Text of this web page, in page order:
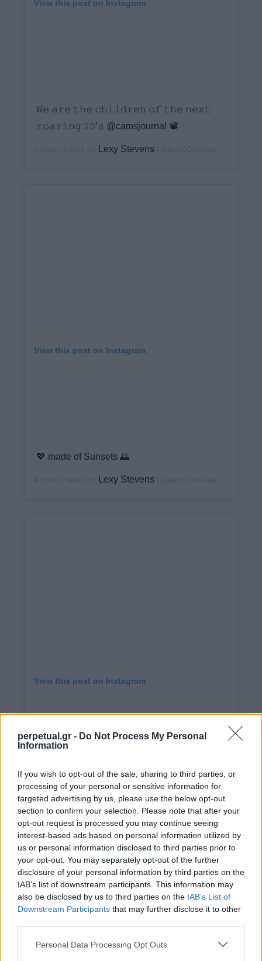
perpetual.gr - Do Not Process My Personal
Information
If you wish to opt-out of the sale, sharing to third parties, or
processing of your personal or sensitive information for
targeted advertising by us, please use the below opt-out
section to confirm your selection. Please note that after your
opt-out request is processed you may continue seeing
interest-based ads based on personal information utilized by
us or personal information disclosed to third parties prior to
your opt-out. You may separately opt-out of the further
disclosure of your personal information by third parties on the
IAB’s list of downstream participants. This information may
also be disclosed by us to third parties on the IAB’s List of
Downstream Participants that may further disclose it to other
Personal Data Processing Opt Outs
View this post on Instagram
𝚆𝚎 𝚊𝚛𝚎 𝚝𝚑𝚎 𝚌𝚑𝚒𝚕𝚍𝚛𝚎𝚗 𝚘𝚏 𝚝𝚑𝚎 𝚗𝚎𝚡𝚝
𝚛𝚘𝚊𝚛𝚒𝚗𝚐 𝟸𝟶’𝚜 @camsjournal 📽
Lexy Stevens(@lexy00stevens) on
View this post on Instagram
💖 made of Sunsets 🌅
Lexy Stevens(@lexy00stevens) on
View this post on Instagram
Come down today to the @dubaimuscleshow
at the @greenteax50 stand and take a selfie
with me 🤳🏽 #dubaimuscleshow
#greenteax50 #dubaimuscleshow2019
A post shared byLexy Stevens(@lexy00stevens) on